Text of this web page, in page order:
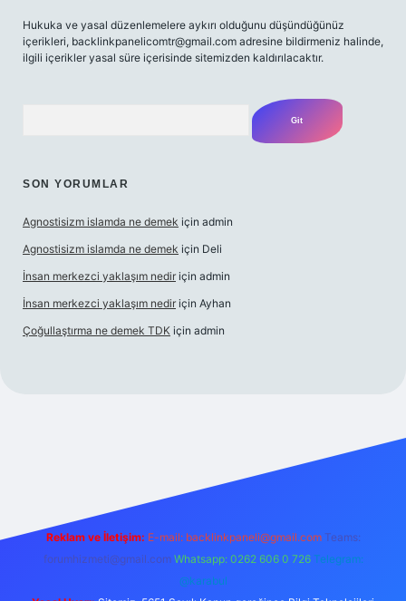
Hukuka ve yasal düzenlemelere aykırı olduğunu düşündüğünüz
içerikleri, backlinkpanelicomtr@gmail.com adresine bildirmeniz halinde,
ilgili içerikler yasal süre içerisinde sitemizden kaldırılacaktır.
SON YORUMLAR
Agnostisizm islamda ne demek için admin
Agnostisizm islamda ne demek için Deli
İnsan merkezci yaklaşım nedir için admin
İnsan merkezci yaklaşım nedir için Ayhan
Çoğullaştırma ne demek TDK için admin
Reklam ve İletişim: E-mail: backlinkpaneli@gmail.com Teams:
forumhizmeti@gmail.com Whatsapp: 0262 606 0 726 Telegram:
@karabul